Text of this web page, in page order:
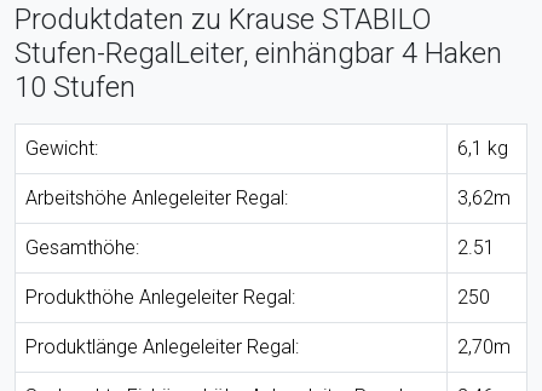
Produktdaten zu Krause STABILO
Stufen-RegalLeiter, einhängbar 4 Haken
10 Stufen
Gewicht: 6,1 kg
Arbeitshöhe Anlegeleiter Regal: 3,62m
Gesamthöhe: 2.51
Produkthöhe Anlegeleiter Regal: 250
Produktlänge Anlegeleiter Regal: 2,70m